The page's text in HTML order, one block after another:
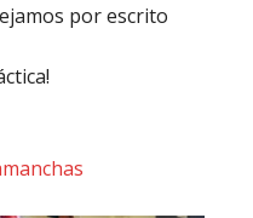
por escrito